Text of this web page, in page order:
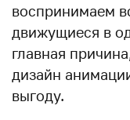
воспринимаем
движущиеся в
главная
дизайн
выгоду.